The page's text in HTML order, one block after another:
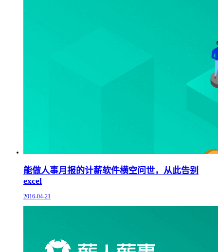
能做人事月报的计薪软件横空问世，从此告别
excel
2016-04-21